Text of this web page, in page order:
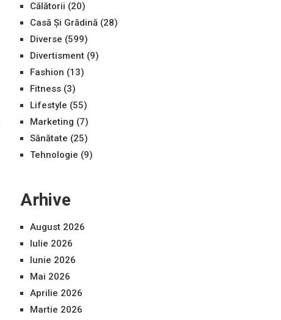
Călătorii (20)
Casă Și Grădină (28)
Diverse (599)
Divertisment (9)
Fashion (13)
Fitness (3)
Lifestyle (55)
Marketing (7)
Sănătate (25)
Tehnologie (9)
Arhive
August 2026
Iulie 2026
Iunie 2026
Mai 2026
Aprilie 2026
Martie 2026